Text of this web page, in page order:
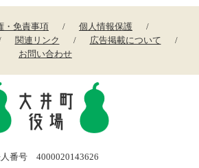
・免責事項
個人情報保護
関連リンク
広告掲載について
お問い合わせ
番号 4000020143626